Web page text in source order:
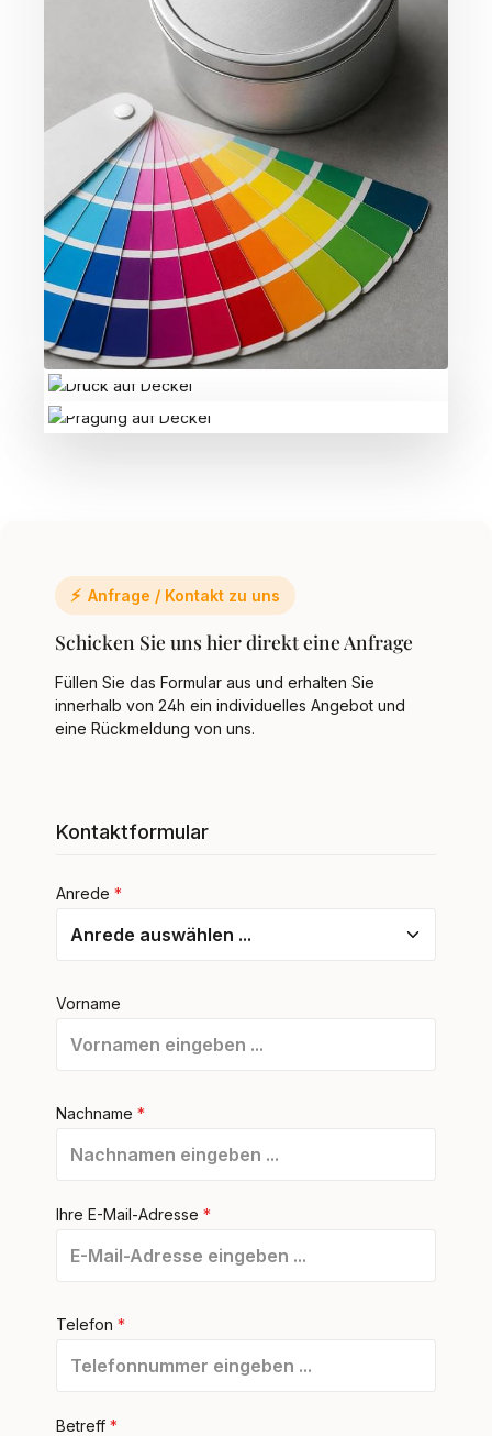
DRUCK AUF DECKEL
⚡ Anfrage / Kontakt zu uns
Schicken Sie uns hier direkt eine Anfrage
Füllen Sie das Formular aus und erhalten Sie
innerhalb von 24h ein individuelles Angebot und
eine Rückmeldung von uns.
Kontaktformular
Anrede *
Vorname
Nachname *
Ihre E-Mail-Adresse *
Telefon *
Betreff *